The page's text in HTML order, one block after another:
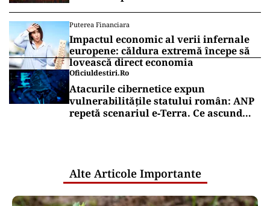
Puterea Financiara
Impactul economic al verii infernale
europene: căldura extremă începe să
lovească direct economia
Oficiuldestiri.ro
Atacurile cibernetice expun
vulnerabilitățile statului român: ANP
repetă scenariul e‑Terra. Ce ascund
Alte Articole Importante